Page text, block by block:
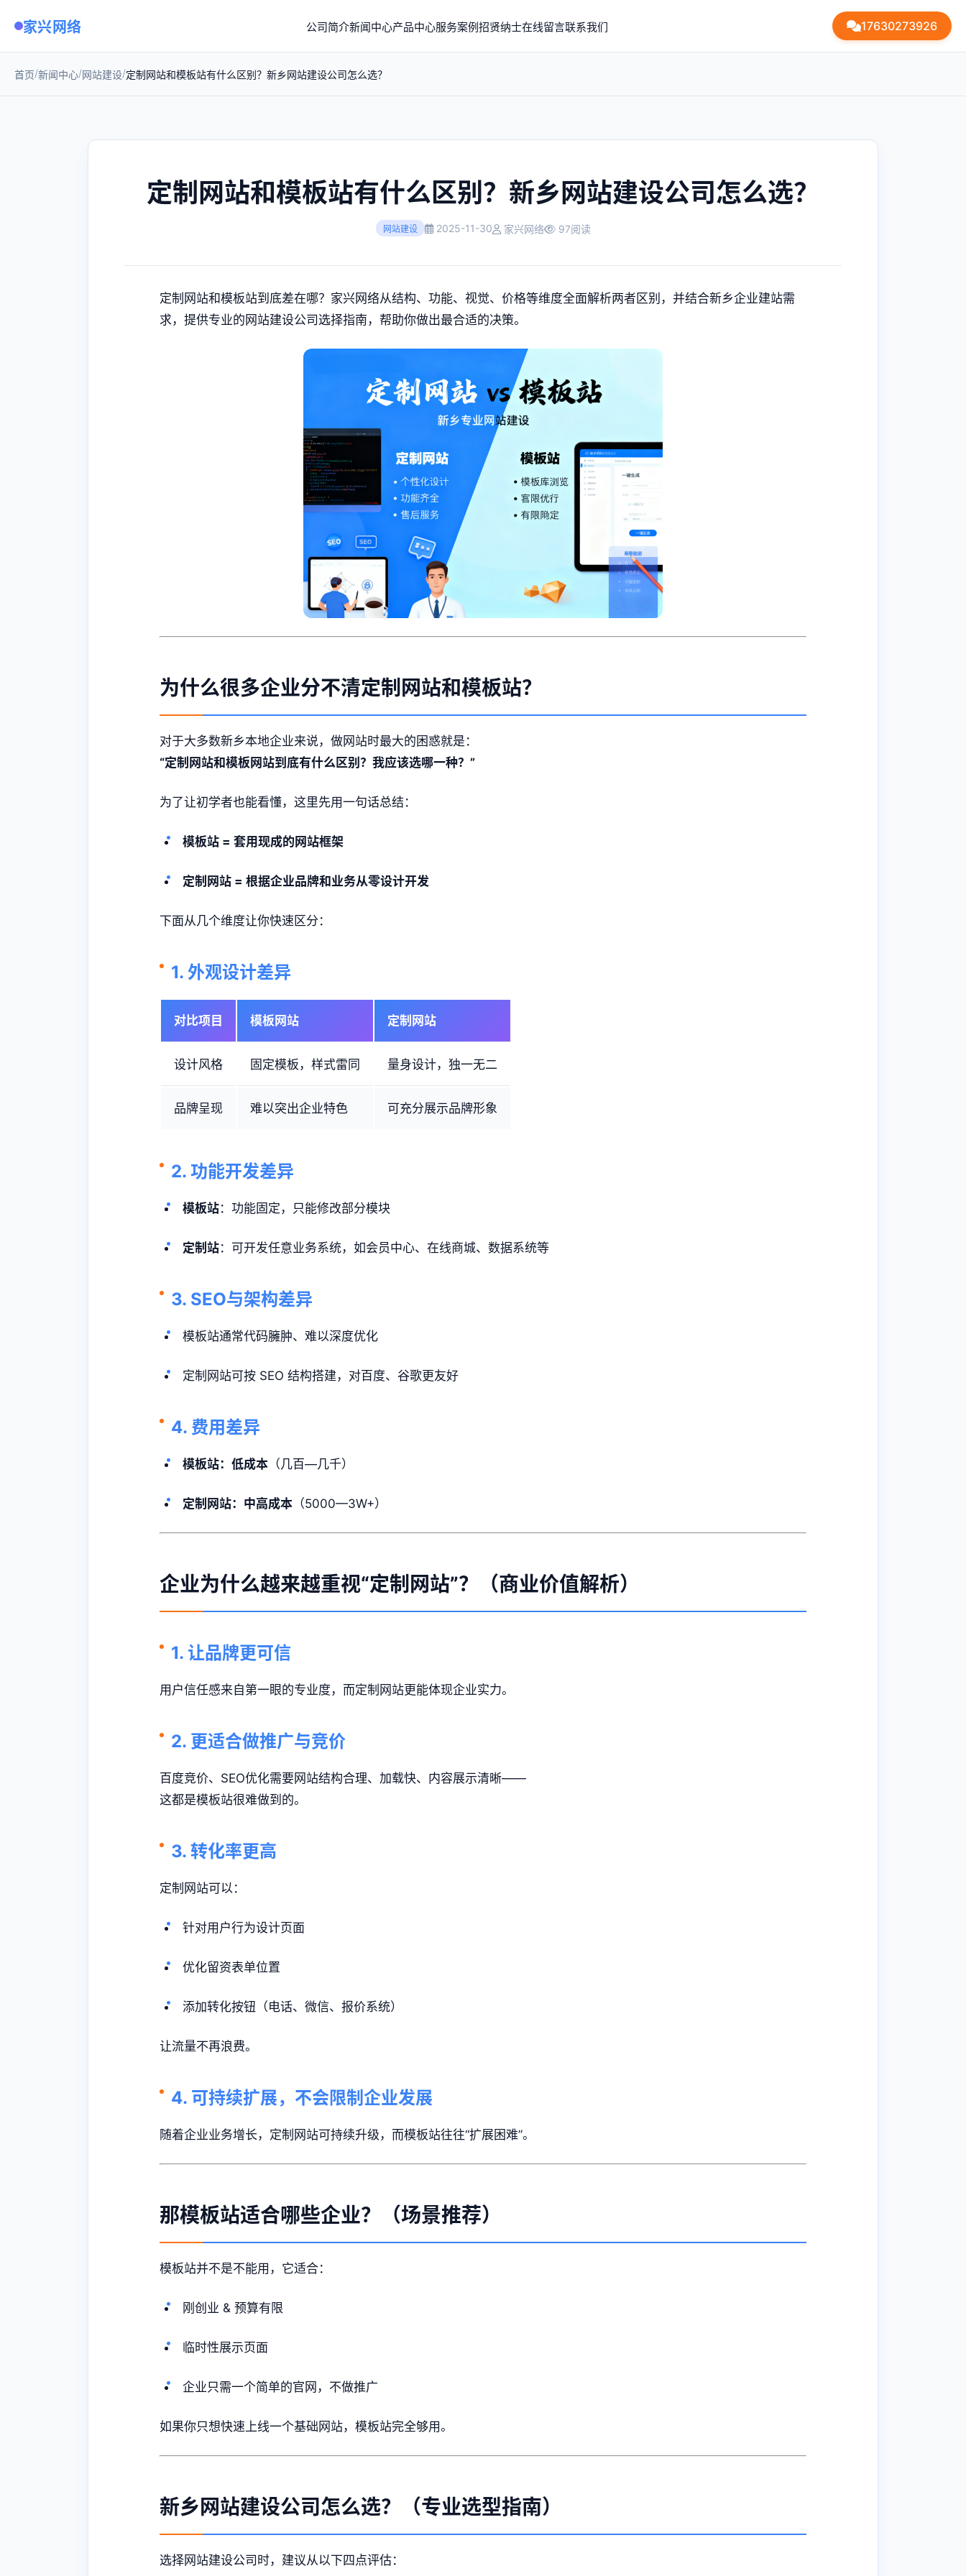
家兴网络 公司简介新闻中心产品中心服务案例招贤纳士在线留言联系我们 17630273926
首页/新闻中心/网站建设/定制网站和模板站有什么区别？新乡网站建设公司怎么选？
定制网站和模板站有什么区别？新乡网站建设公司怎么选？
网站建设 2025-11-30 家兴网络 97阅读
定制网站和模板站到底差在哪？家兴网络从结构、功能、视觉、价格等维度全面解析两者区别，并结合新乡企业建站需
求，提供专业的网站建设公司选择指南，帮助你做出最合适的决策。
为什么很多企业分不清定制网站和模板站？
对于大多数新乡本地企业来说，做网站时最大的困惑就是：
“定制网站和模板网站到底有什么区别？我应该选哪一种？”
为了让初学者也能看懂，这里先用一句话总结：
模板站 = 套用现成的网站框架
定制网站 = 根据企业品牌和业务从零设计开发
下面从几个维度让你快速区分：
1. 外观设计差异
对比项目 模板网站 定制网站
设计风格 固定模板，样式雷同 量身设计，独一无二
品牌呈现 难以突出企业特色 可充分展示品牌形象
2. 功能开发差异
模板站：功能固定，只能修改部分模块
定制站：可开发任意业务系统，如会员中心、在线商城、数据系统等
3. SEO与架构差异
模板站通常代码臃肿、难以深度优化
定制网站可按 SEO 结构搭建，对百度、谷歌更友好
4. 费用差异
模板站：低成本 （几百—几千）
定制网站：中高成本 （5000—3W+）
企业为什么越来越重视“定制网站”？（商业价值解析）
1. 让品牌更可信
用户信任感来自第一眼的专业度，而定制网站更能体现企业实力。
2. 更适合做推广与竞价
百度竞价、SEO优化需要网站结构合理、加载快、内容展示清晰——
这都是模板站很难做到的。
3. 转化率更高
定制网站可以：
针对用户行为设计页面
优化留资表单位置
添加转化按钮（电话、微信、报价系统）
让流量不再浪费。
4. 可持续扩展，不会限制企业发展
随着企业业务增长，定制网站可持续升级，而模板站往往“扩展困难”。
那模板站适合哪些企业？（场景推荐）
模板站并不是不能用，它适合：
刚创业 & 预算有限
临时性展示页面
企业只需一个简单的官网，不做推广
如果你只想快速上线一个基础网站，模板站完全够用。
新乡网站建设公司怎么选？（专业选型指南）
选择网站建设公司时，建议从以下四点评估：